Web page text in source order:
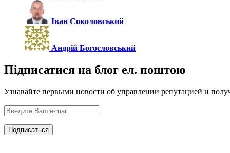
Іван Соколовський
Андрій Богословський
Підписатися на блог ел. поштою
Узнавайте первыми новости об управлении репутацией и